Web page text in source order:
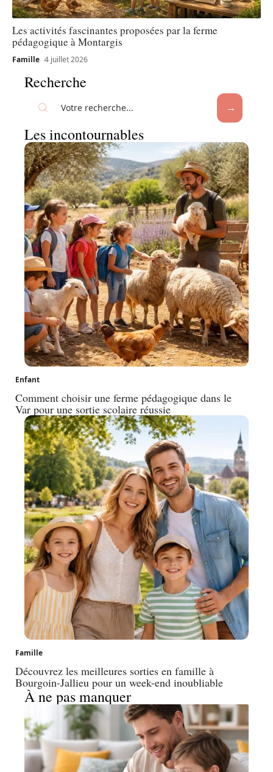
Les activités fascinantes proposées par la ferme
pédagogique à Montargis
Famille 4 juillet 2026
Recherche
Les incontournables
Enfant
Comment choisir une ferme pédagogique dans le
Var pour une sortie scolaire réussie
Famille
Découvrez les meilleures sorties en famille à
Bourgoin-Jallieu pour un week-end inoubliable
À ne pas manquer